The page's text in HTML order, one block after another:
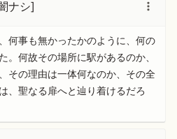
ナシ]
何事も無かったかのように、何の
。何故その場所に駅があるのか、
その理由は一体何なのか、その全
、聖なる扉へと辿り着けるだろ